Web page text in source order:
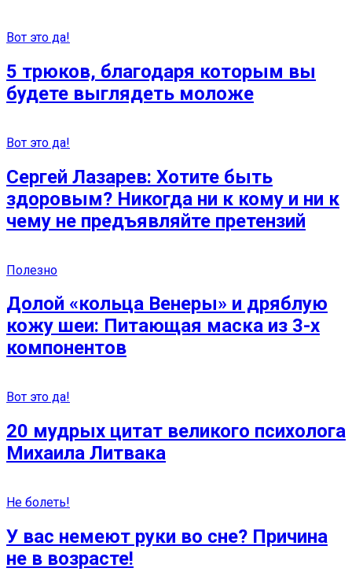
Вот это да!
5 трюков, благодаря которым вы
будете выглядеть моложе
Вот это да!
Сергей Лазарев: Хотите быть
здоровым? Никогда ни к кому и ни к
чему не предъявляйте претензий
Полезно
Долой «кольца Венеры» и дряблую
кожу шеи: Питающая маска из 3-х
компонентов
Вот это да!
20 мудрых цитат великого психолога
Михаила Литвака
Не болеть!
У вас немеют руки во сне? Причина
не в возрасте!